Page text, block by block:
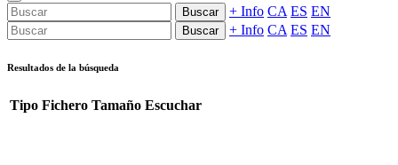
Buscar + Info CA ES EN
Buscar + Info CA ES EN
Resultados de la búsqueda
Tipo Fichero Tamaño Escuchar